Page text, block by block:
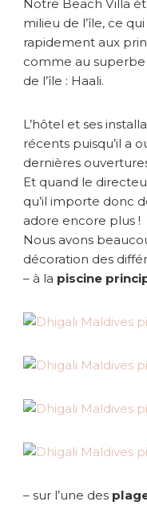
Notre Beach Villa
milieu de l’île, ce
rapidement aux
comme au superbe
de l’île : Haali.
L’hôtel et ses
récents puisqu’il a
dernières
Et quand le
qu’il importe donc
adore encore plus !
Nous avons
décoration des
– à la piscine
– sur l’une des